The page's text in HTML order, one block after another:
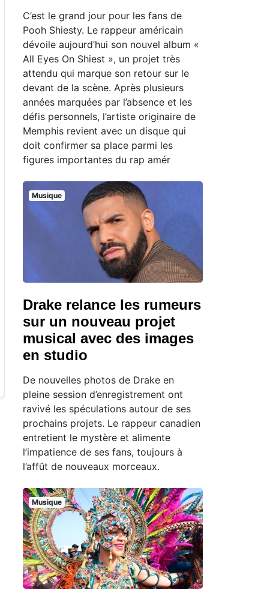
C’est le grand jour pour les fans de
Pooh Shiesty. Le rappeur américain
dévoile aujourd’hui son nouvel album «
All Eyes On Shiest », un projet très
attendu qui marque son retour sur le
devant de la scène. Après plusieurs
années marquées par l’absence et les
défis personnels, l’artiste originaire de
Memphis revient avec un disque qui
doit confirmer sa place parmi les
figures importantes du rap amér
Musique
Drake relance les rumeurs
sur un nouveau projet
musical avec des images
en studio
De nouvelles photos de Drake en
pleine session d’enregistrement ont
ravivé les spéculations autour de ses
prochains projets. Le rappeur canadien
entretient le mystère et alimente
l’impatience de ses fans, toujours à
l’affût de nouveaux morceaux.
Musique